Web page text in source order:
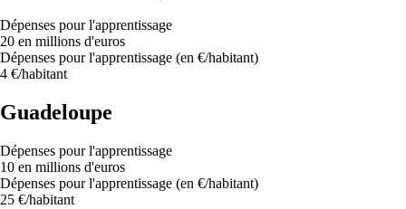
Dépenses pour l'apprentissage
20 en millions d'euros
Dépenses pour l'apprentissage (en €/habitant)
4 €/habitant
Guadeloupe
Dépenses pour l'apprentissage
10 en millions d'euros
Dépenses pour l'apprentissage (en €/habitant)
25 €/habitant